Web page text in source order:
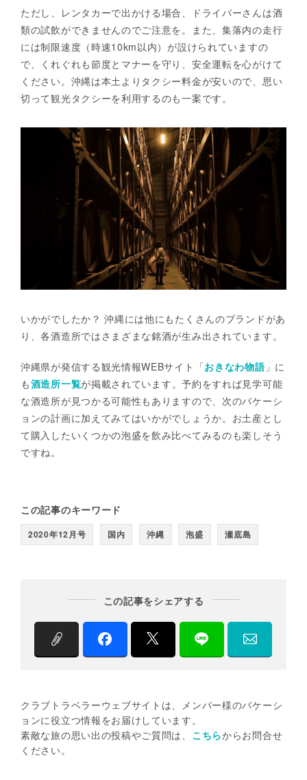
ただし、レンタカーで出かける場合、ドライバーさんは酒
類の試飲ができませんのでご注意を。また、集落内の走行
には制限速度（時速10km以内）が設けられていますの
で、くれぐれも節度とマナーを守り、安全運転を心がけて
ください。沖縄は本土よりタクシー料金が安いので、思い
切って観光タクシーを利用するのも一案です。
いかがでしたか？ 沖縄には他にもたくさんのブランドがあ
り、各酒造所ではさまざまな銘酒が生み出されています。
沖縄県が発信する観光情報WEBサイト「おきなわ物語 」に
も酒造所一覧が掲載されています。予約をすれば見学可能
な酒造所が見つかる可能性もありますので、次のバケーシ
ョンの計画に加えてみてはいかがでしょうか。お土産とし
て購入したいくつかの泡盛を飲み比べてみるのも楽しそう
ですね。
この記事のキーワード
2020年12月号 国内 沖縄 泡盛 瀬底島
この記事をシェアする
クラブトラベラーウェブサイトは、メンバー様のバケーシ
ョンに役立つ情報をお届けしています。
素敵な旅の思い出の投稿やご質問は、 こちらからお問合せ
ください。